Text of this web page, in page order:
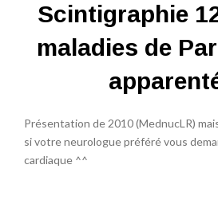
Scintigraphie
maladies de
Présentation de 2010 (MednucLR)
si votre neurologue préféré vous
cardiaque ^^